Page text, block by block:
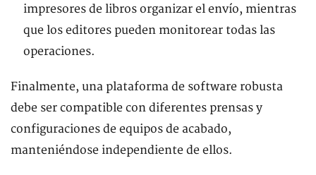
impresores de libros organizar el envío, mientras
que los editores pueden monitorear todas las
operaciones.
Finalmente, una plataforma de software robusta
debe ser compatible con diferentes prensas y
configuraciones de equipos de acabado,
manteniéndose independiente de ellos.